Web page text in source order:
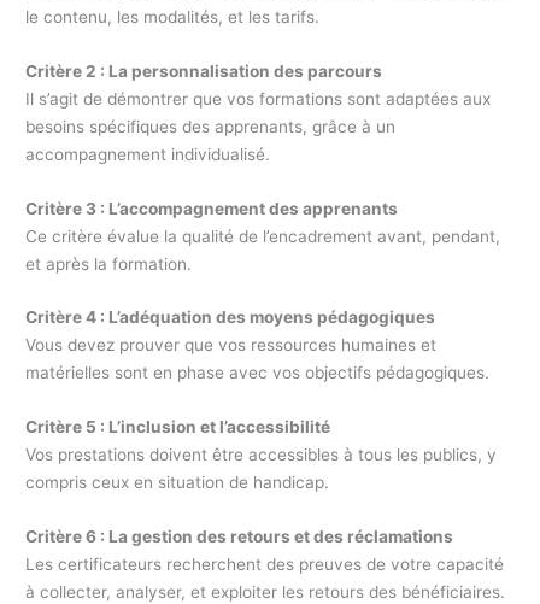
le contenu, les modalités, et les tarifs.
Critère 2 : La personnalisation des parcours
Il s’agit de démontrer que vos formations sont adaptées aux
besoins spécifiques des apprenants, grâce à un
accompagnement individualisé.
Critère 3 : L’accompagnement des apprenants
Ce critère évalue la qualité de l’encadrement avant, pendant,
et après la formation.
Critère 4 : L’adéquation des moyens pédagogiques
Vous devez prouver que vos ressources humaines et
matérielles sont en phase avec vos objectifs pédagogiques.
Critère 5 : L’inclusion et l’accessibilité
Vos prestations doivent être accessibles à tous les publics, y
compris ceux en situation de handicap.
Critère 6 : La gestion des retours et des réclamations
Les certificateurs recherchent des preuves de votre capacité
à collecter, analyser, et exploiter les retours des bénéficiaires.